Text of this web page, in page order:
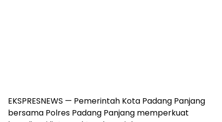
EKSPRESNEWS — Pemerintah Kota Padang Panjang
bersama Polres Padang Panjang memperkuat